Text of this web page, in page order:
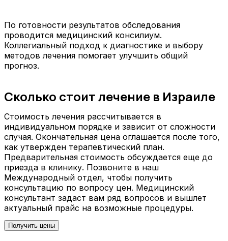
По готовности результатов обследования
проводится медицинский консилиум.
Коллегиальный подход к диагностике и выбору
методов лечения помогает улучшить общий
прогноз.
Сколько стоит лечение в Израиле
Стоимость лечения рассчитывается в
индивидуальном порядке и зависит от сложности
случая. Окончательная цена оглашается после того,
как утвержден терапевтический план.
Предварительная стоимость обсуждается еще до
приезда в клинику. Позвоните в наш
Международный отдел, чтобы получить
консультацию по вопросу цен. Медицинский
консультант задаст вам ряд вопросов и вышлет
актуальный прайс на возможные процедуры.
Получить цены